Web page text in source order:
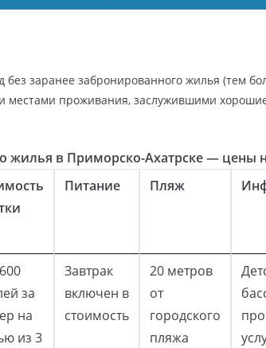
заранее забронированного жилья (тем
местами проживания, заслужившими
жилья в Приморско-Ахатрске — цены
Питание Пляж
за
на
из 3
Завтрак
включен в
стоимость
20 метров
от
городского
пляжа